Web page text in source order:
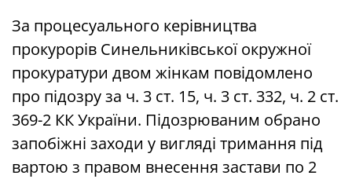
За процесуального керівництва
прокурорів Синельниківської окружної
прокуратури двом жінкам повідомлено
про підозру за ч. 3 ст. 15, ч. 3 ст. 332, ч. 2 ст.
369-2 КК України. Підозрюваним обрано
запобіжні заходи у вигляді тримання під
вартою з правом внесення застави по 2